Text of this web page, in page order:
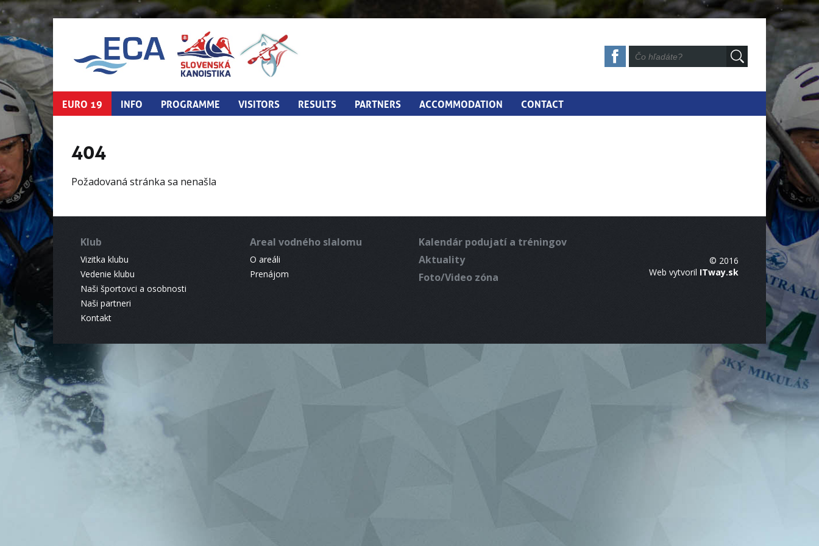
EURO 19 INFO PROGRAMME VISITORS RESULTS PARTNERS ACCOMMODATION CONTACT
404
Požadovaná stránka sa nenašla
Klub
Vizitka klubu
Vedenie klubu
Naši športovci a osobnosti
Naši partneri
Kontakt
Areal vodného slalomu
O areáli
Prenájom
Kalendár podujatí a tréningov
Aktuality
Foto/Video zóna
© 2016
Web vytvoril ITway.sk